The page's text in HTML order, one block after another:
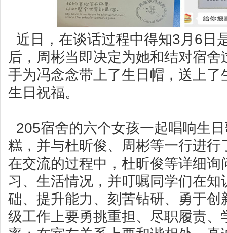
近日，在谈话过程中得知3月6日
后，周彬当即决定为她和结对宿
手为冯念念带上了生日帽，送上了
生日祝福。
205宿舍的六个女孩一起唱响生
糕，并与杜昕俊、周彬等一行进行
在交流的过程中，杜昕俊等详细询
习、生活情况，并叮嘱同学们在知
础、提升能力、刻苦钻研、勇于创
级工作上要勇挑重担、尽职履责、